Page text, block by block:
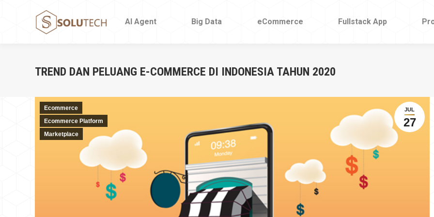
AI Agent Big Data eCommerce Fullstack App
TREND DAN PELUANG E-COMMERCE DI INDONESIA TAHUN 2020
JUL
27
Ecommerce
Ecommerce Platform
Marketplace
AI Agent Big Data eCommerce Fullstack App